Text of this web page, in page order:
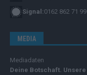
Signal:0162 862 71 99
MEDIA
Mediadaten
Deine Botschaft. Unsere